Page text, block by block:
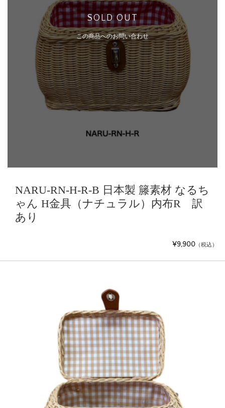
SOLD OUT
この商品へのお問い合わせ
NARU-RN-H-R-B 日本製 籐素材 なるち
ゃん H金具（ナチュラル）内布R 訳
あり
¥9,900 （税込）